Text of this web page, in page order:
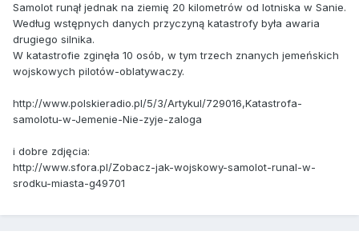
Samolot runął jednak na ziemię 20 kilometrów od lotniska w Sanie.
Według wstępnych danych przyczyną katastrofy była awaria
drugiego silnika.
W katastrofie zginęła 10 osób, w tym trzech znanych jemeńskich
wojskowych pilotów-oblatywaczy.
http://www.polskieradio.pl/5/3/Artykul/729016,Katastrofa-
samolotu-w-Jemenie-Nie-zyje-zaloga
i dobre zdjęcia:
http://www.sfora.pl/Zobacz-jak-wojskowy-samolot-runal-w-
srodku-miasta-g49701